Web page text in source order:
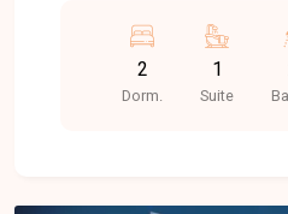
segurança e uma área de
você e sua família. O
do que um apartamento ?
2
Dorm.
1
Suite